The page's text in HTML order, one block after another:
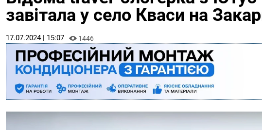
завітала у село Кваси на
17.07.2024 | 15:07 1446